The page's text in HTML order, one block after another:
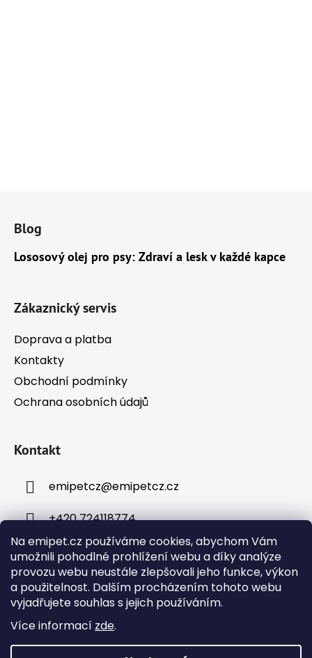
Na emipet.cz používáme cookies, abychom Vám
umožnili pohodlné prohlížení webu a díky analýze
provozu webu neustále zlepšovali jeho funkce, výkon
a použitelnost. Dalším procházením tohoto webu
vyjadřujete souhlas s jejich používáním.
Více informací zde.
Blog
Lososový olej pro psy: Zdraví a lesk v každé kapce
Zákaznický servis
Doprava a platba
Kontakty
Obchodní podmínky
Ochrana osobních údajů
Kontakt
emipetcz@emipetcz.cz
+420 724118774
Instagram